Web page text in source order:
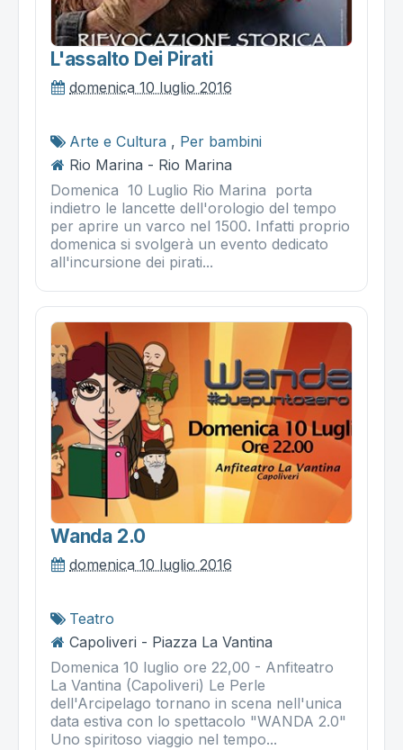
L'assalto Dei Pirati
domenica 10 luglio 2016
Arte e Cultura , Per bambini
Rio Marina - Rio Marina
Domenica 10 Luglio Rio Marina porta
indietro le lancette dell'orologio del tempo
per aprire un varco nel 1500. Infatti proprio
domenica si svolgerà un evento dedicato
all'incursione dei pirati...
Wanda 2.0
domenica 10 luglio 2016
Teatro
Capoliveri - Piazza La Vantina
Domenica 10 luglio ore 22,00 - Anfiteatro
La Vantina (Capoliveri) Le Perle
dell'Arcipelago tornano in scena nell'unica
data estiva con lo spettacolo "WANDA 2.0"
Uno spiritoso viaggio nel tempo...